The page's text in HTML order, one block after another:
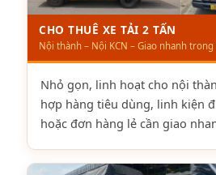
CHO THUÊ XE TẢI 2 TẤN
Nội thành – Nội KCN – Giao nhanh trong
Nhỏ gọn, linh hoạt cho nội
hợp hàng tiêu dùng, linh kiện
hoặc đơn hàng lẻ cần giao